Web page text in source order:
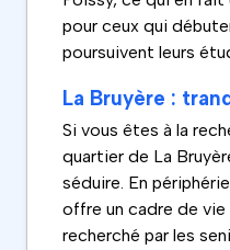
pour ceux qui
poursuivent leurs
La Bruyère :
Si vous êtes à la
quartier de La
séduire. En
offre un cadre de
recherché par les